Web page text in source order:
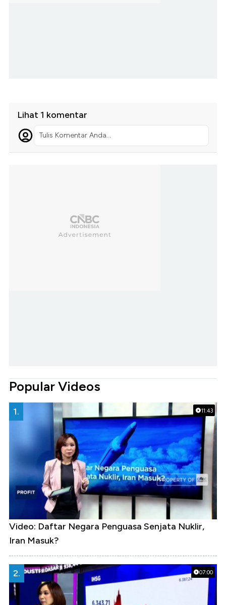
Lihat 1 komentar
Tulis Komentar Anda...
Popular Videos
11:43
1.
Video: Daftar Negara Penguasa Senjata Nuklir,
Iran Masuk?
07:00
2.